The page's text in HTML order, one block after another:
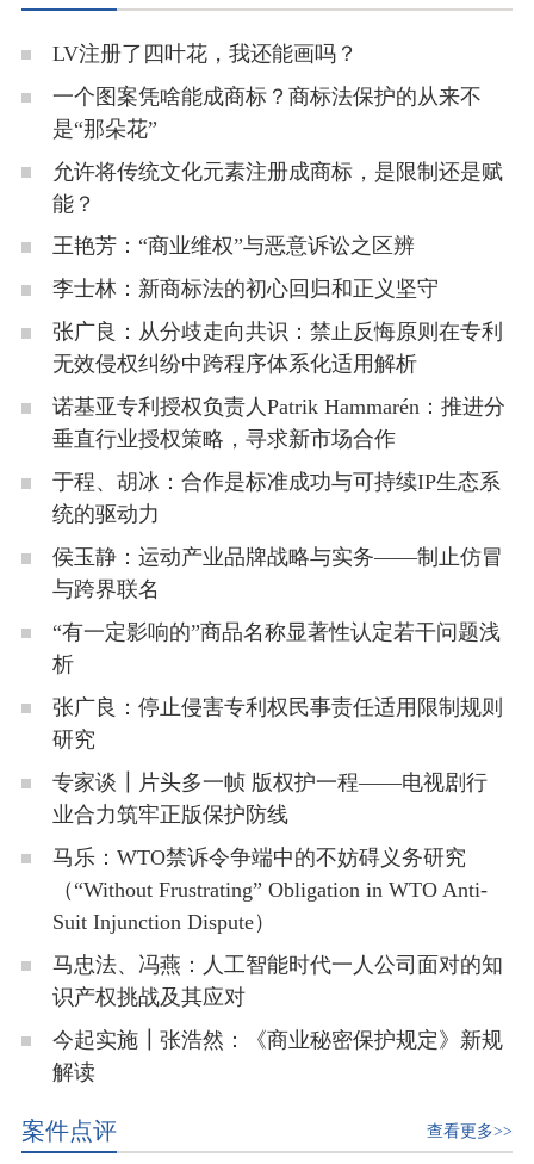
LV注册了四叶花，我还能画吗？
一个图案凭啥能成商标？商标法保护的从来不
是“那朵花”
允许将传统文化元素注册成商标，是限制还是赋
能？
王艳芳：“商业维权”与恶意诉讼之区辨
李士林：新商标法的初心回归和正义坚守
张广良：从分歧走向共识：禁止反悔原则在专利
无效侵权纠纷中跨程序体系化适用解析
诺基亚专利授权负责人Patrik Hammarén：推进分
垂直行业授权策略，寻求新市场合作
于程、胡冰：合作是标准成功与可持续IP生态系
统的驱动力
侯玉静：运动产业品牌战略与实务——制止仿冒
与跨界联名
“有一定影响的”商品名称显著性认定若干问题浅
析
张广良：停止侵害专利权民事责任适用限制规则
研究
专家谈┃片头多一帧 版权护一程——电视剧行
业合力筑牢正版保护防线
马乐：WTO禁诉令争端中的不妨碍义务研究
（“Without Frustrating” Obligation in WTO Anti-
Suit Injunction Dispute）
马忠法、冯燕：人工智能时代一人公司面对的知
识产权挑战及其应对
今起实施┃张浩然：《商业秘密保护规定》新规
解读
查看更多>>
案件点评